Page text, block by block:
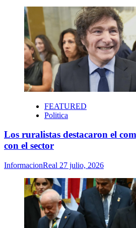
FEATURED
Politica
Los ruralistas destacaron el
con el sector
InformacionReal 27 julio, 2026